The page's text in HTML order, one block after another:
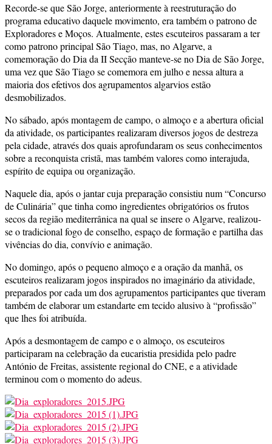
Recorde-se que São Jorge, anteriormente à reestruturação do
programa educativo daquele movimento, era também o patrono de
Exploradores e Moços. Atualmente, estes escuteiros passaram a ter
como patrono principal São Tiago, mas, no Algarve, a
comemoração do Dia da II Secção manteve-se no Dia de São Jorge,
uma vez que São Tiago se comemora em julho e nessa altura a
maioria dos efetivos dos agrupamentos algarvios estão
desmobilizados.
No sábado, após montagem de campo, o almoço e a abertura oficial
da atividade, os participantes realizaram diversos jogos de destreza
pela cidade, através dos quais aprofundaram os seus conhecimentos
sobre a reconquista cristã, mas também valores como interajuda,
espírito de equipa ou organização.
Naquele dia, após o jantar cuja preparação consistiu num “Concurso
de Culinária” que tinha como ingredientes obrigatórios os frutos
secos da região mediterrânica na qual se insere o Algarve, realizou-
se o tradicional fogo de conselho, espaço de formação e partilha das
vivências do dia, convívio e animação.
No domingo, após o pequeno almoço e a oração da manhã, os
escuteiros realizaram jogos inspirados no imaginário da atividade,
preparados por cada um dos agrupamentos participantes que tiveram
também de elaborar um estandarte em tecido alusivo à “profissão”
que lhes foi atribuída.
Após a desmontagem de campo e o almoço, os escuteiros
participaram na celebração da eucaristia presidida pelo padre
António de Freitas, assistente regional do CNE, e a atividade
terminou com o momento do adeus.